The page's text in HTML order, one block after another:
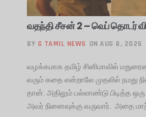
வதந்தி சீசன் 2 – வெப் தொடர்
BY G TAMIL NEWS ON AUG 8, 2026
வழக்கமாக தமிழ் சினிமாவில்
வரும் கதை என்றாலே முதலில் நமது
தான். அதிலும் பல்லாண்டு பிடித்த
அவர் நினைவுக்கு வருவார். அதை